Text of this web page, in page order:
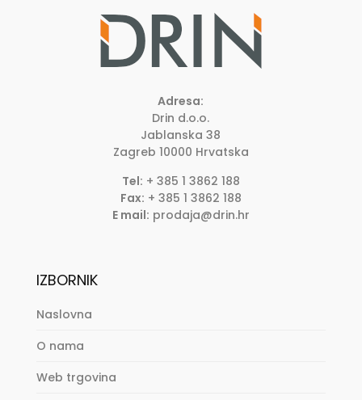
Adresa:
Drin d.o.o.
Jablanska 38
Zagreb 10000 Hrvatska
Tel: + 385 1 3862 188
Fax: + 385 1 3862 188
E mail: prodaja@drin.hr
IZBORNIK
Naslovna
O nama
Web trgovina